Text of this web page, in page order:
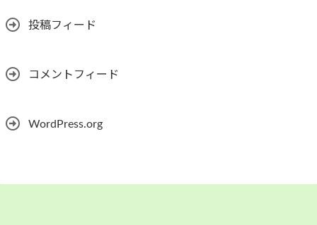
投稿フィード
コメントフィード
WordPress.org